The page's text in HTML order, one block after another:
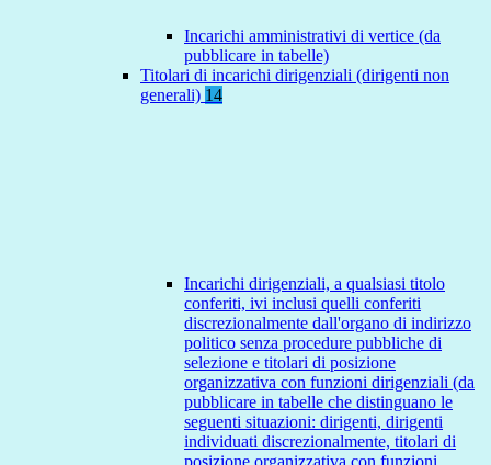
Incarichi amministrativi di vertice (da
pubblicare in tabelle)
Titolari di incarichi dirigenziali (dirigenti non
generali) 14
Incarichi dirigenziali, a qualsiasi titolo
conferiti, ivi inclusi quelli conferiti
discrezionalmente dall'organo di indirizzo
politico senza procedure pubbliche di
selezione e titolari di posizione
organizzativa con funzioni dirigenziali (da
pubblicare in tabelle che distinguano le
seguenti situazioni: dirigenti, dirigenti
individuati discrezionalmente, titolari di